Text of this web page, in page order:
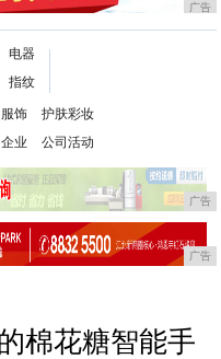
广告
电器
指纹
服饰
企业
护肤彩妆
公司活动
广告
广告
棉花糖智能手